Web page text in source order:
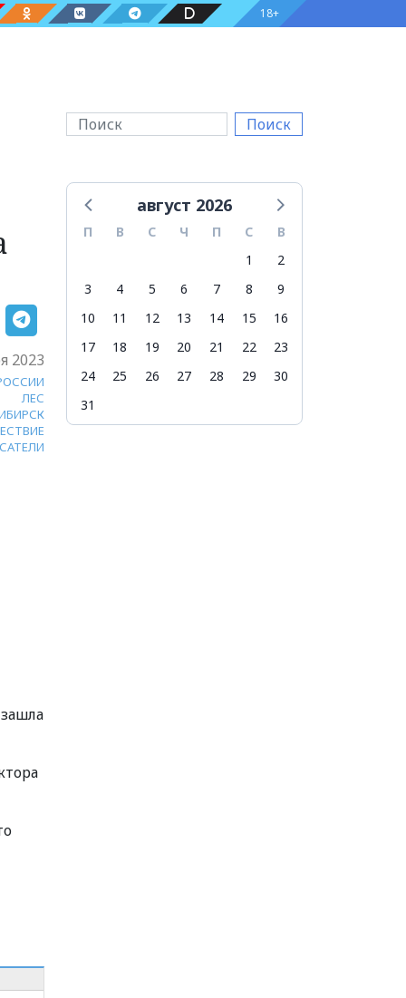
18+
Поиск
2023
ЛЕС
август 2026
П В С Ч П С
В
1
2
3
4 5 6 7 8
9
10
11 12 13 14 15
16
17
18 19 20 21 22
23
24
25 26 27 28 29
30
31